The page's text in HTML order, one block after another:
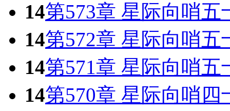
14第573章 星际向哨五
14第572章 星际向哨五
14第571章 星际向哨五
14第570章 星际向哨四